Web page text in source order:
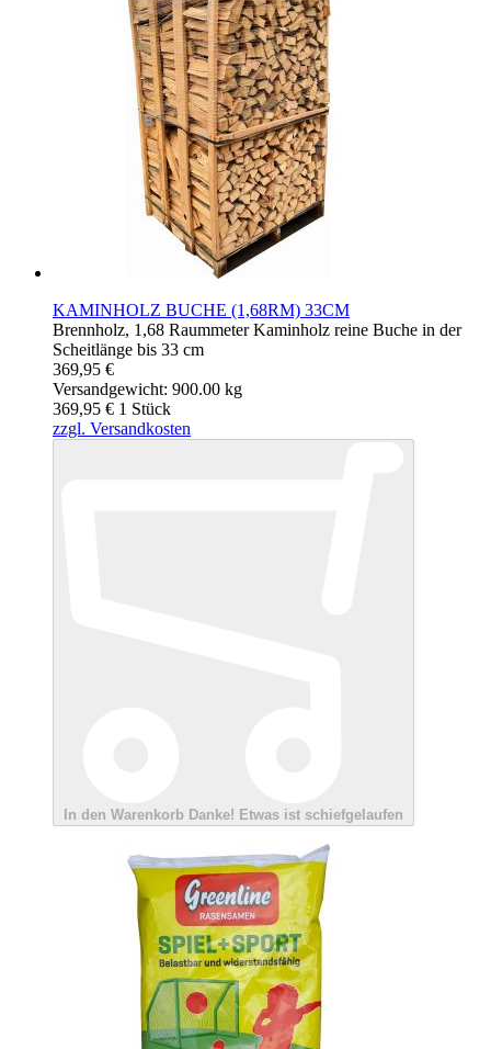
KAMINHOLZ BUCHE (1,68RM) 33CM
Brennholz, 1,68 Raummeter Kaminholz reine Buche in der
Scheitlänge bis 33 cm
369,95 €
Versandgewicht: 900.00 kg
369,95 € 1 Stück
zzgl. Versandkosten
In den Warenkorb Danke! Etwas ist schiefgelaufen